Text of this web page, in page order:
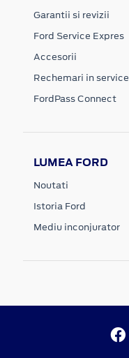
Garantii si revizii
Ford Service Expres
Accesorii
Rechemari in service
FordPass Connect
LUMEA FORD
Noutati
Istoria Ford
Mediu inconjurator